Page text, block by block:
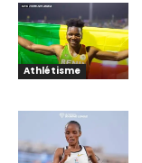
Athlétisme